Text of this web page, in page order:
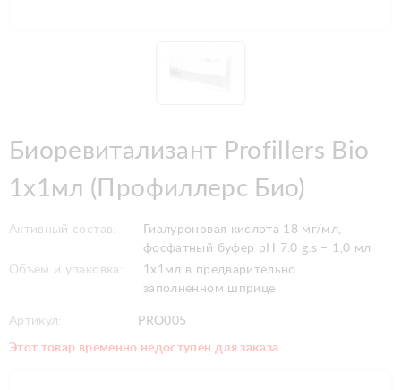
Биоревитализант Profillers Bio
1x1мл (Профиллерс Био)
Активный состав:
Гиалуроновая кислота 18 мг/мл,
фосфатный буфер pH 7.0 g.s – 1,0 мл
Объем и упаковка:
1x1мл в предварительно
заполненном шприце
Артикул: PRO005
Этот товар временно недоступен для заказа